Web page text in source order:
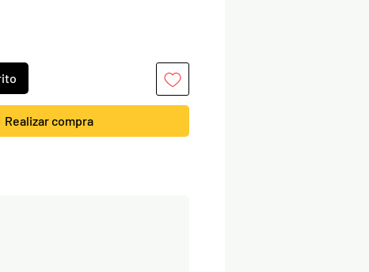
Realizar compra